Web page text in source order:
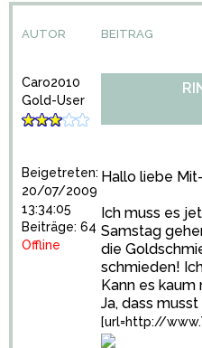
AUTOR BEITRAG
Caro2010
Gold-User
Beigetreten:
20/07/2009
13:34:05
Beiträge: 64
Offline
Hallo liebe
Ich muss es
Samstag
die
schmieden!
Kann es kaum
Ja, dass
[url=http://